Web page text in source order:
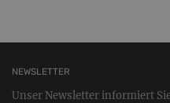
NEWSLETTER
Unser Newsletter informiert